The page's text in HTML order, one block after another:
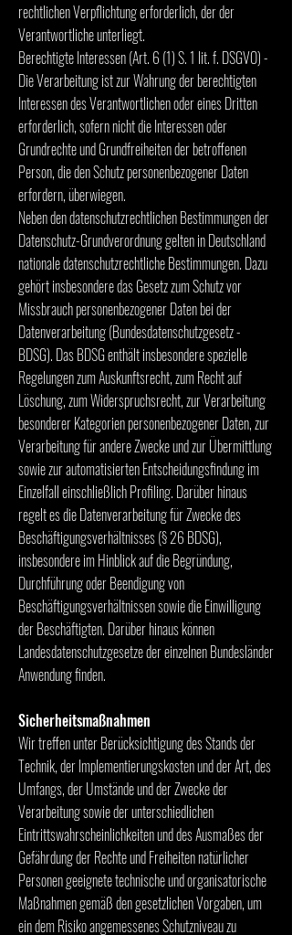
rechtlichen Verpflichtung erforderlich, der der
Verantwortliche unterliegt.
Berechtigte Interessen (Art. 6 (1) S. 1 lit. f. DSGVO) -
Die Verarbeitung ist zur Wahrung der berechtigten
Interessen des Verantwortlichen oder eines Dritten
erforderlich, sofern nicht die Interessen oder
Grundrechte und Grundfreiheiten der betroffenen
Person, die den Schutz personenbezogener Daten
erfordern, überwiegen.
Neben den datenschutzrechtlichen Bestimmungen der
Datenschutz-Grundverordnung gelten in Deutschland
nationale datenschutzrechtliche Bestimmungen. Dazu
gehört insbesondere das Gesetz zum Schutz vor
Missbrauch personenbezogener Daten bei der
Datenverarbeitung (Bundesdatenschutzgesetz -
BDSG). Das BDSG enthält insbesondere spezielle
Regelungen zum Auskunftsrecht, zum Recht auf
Löschung, zum Widerspruchsrecht, zur Verarbeitung
besonderer Kategorien personenbezogener Daten, zur
Verarbeitung für andere Zwecke und zur Übermittlung
sowie zur automatisierten Entscheidungsfindung im
Einzelfall einschließlich Profiling. Darüber hinaus
regelt es die Datenverarbeitung für Zwecke des
Beschäftigungsverhältnisses (§ 26 BDSG),
insbesondere im Hinblick auf die Begründung,
Durchführung oder Beendigung von
Beschäftigungsverhältnissen sowie die Einwilligung
der Beschäftigten. Darüber hinaus können
Landesdatenschutzgesetze der einzelnen Bundesländer
Anwendung finden.
Sicherheitsmaßnahmen
Wir treffen unter Berücksichtigung des Stands der
Technik, der Implementierungskosten und der Art, des
Umfangs, der Umstände und der Zwecke der
Verarbeitung sowie der unterschiedlichen
Eintrittswahrscheinlichkeiten und des Ausmaßes der
Gefährdung der Rechte und Freiheiten natürlicher
Personen geeignete technische und organisatorische
Maßnahmen gemäß den gesetzlichen Vorgaben, um
ein dem Risiko angemessenes Schutzniveau zu